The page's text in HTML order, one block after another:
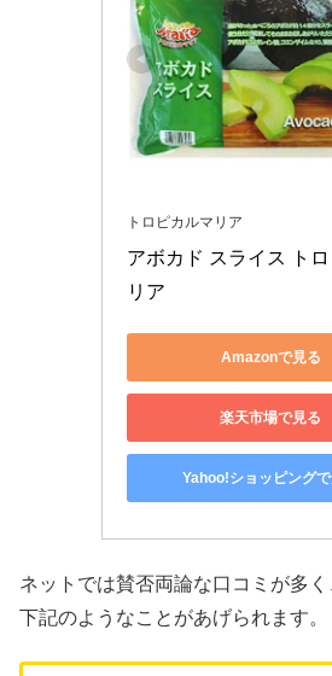
トロピカルマリア
アボカド スライス ト
リア
Amazonで見る
楽天市場で見る
Yahoo!ショッピング
ネットでは賛否両論な口コミが多
下記のようなことがあげられます。